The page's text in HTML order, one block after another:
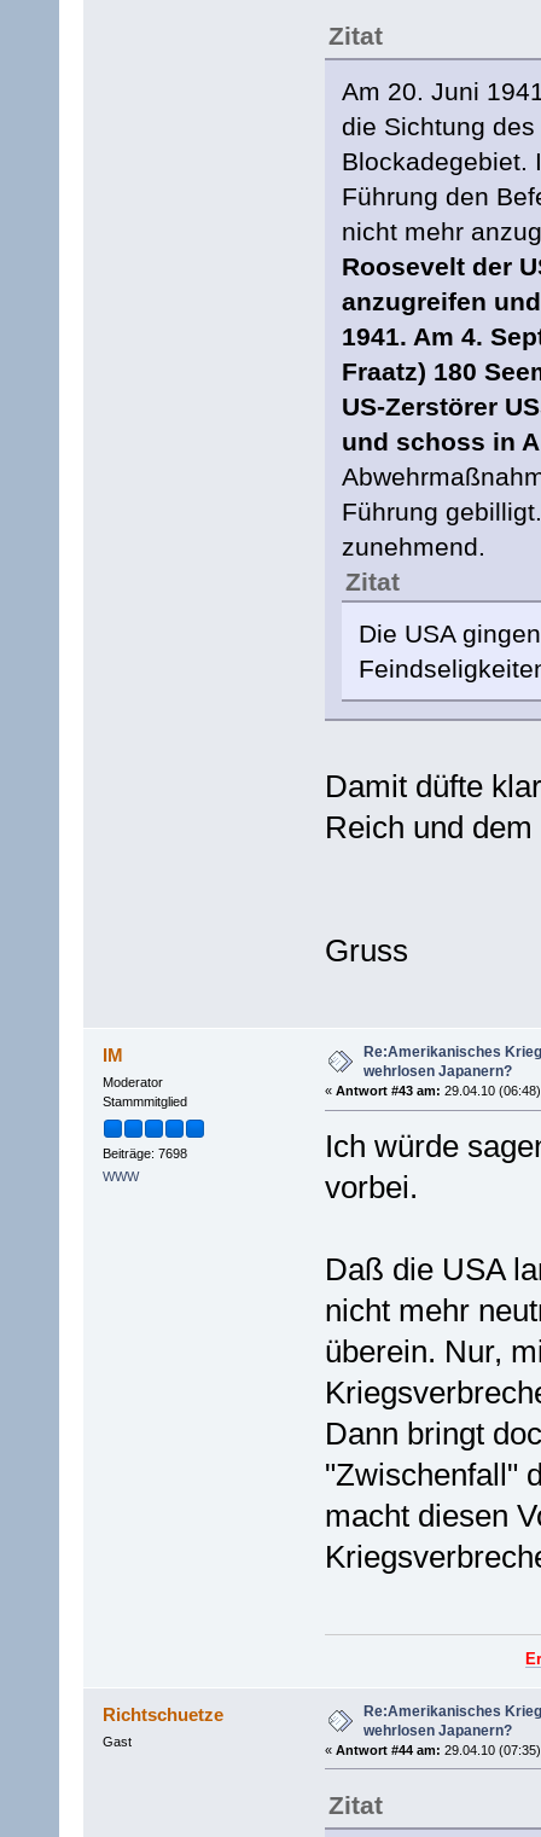
Zitat
Am 20. Juni
die Sichtung
Blockadegebiet.
Führung den
nicht mehr
Roosevelt der
anzugreifen
1941. Am 4.
Fraatz) 180
US-Zerstörer
und schoss in
Führung
zunehmend.
Zitat
Die USA
Damit düfte
Reich und
Gruss
IM
Moderator
Stammmitglied
Beiträge: 7698
WWW
Re:Amerikanisches
wehrlosen Japanern?
« Antwort #43 am: 29.04.10
Ich würde
vorbei.
Daß die USA
nicht mehr
überein. Nur,
Dann bringt
"Zwischenfall"
macht diesen
Richtschuetze
Gast
Re:Amerikanisches
wehrlosen Japanern?
« Antwort #44 am: 29.04.10
Zitat